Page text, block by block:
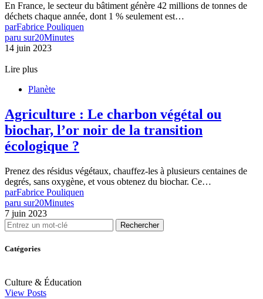
En France, le secteur du bâtiment génère 42 millions de tonnes de
déchets chaque année, dont 1 % seulement est…
parFabrice Pouliquen
paru sur20Minutes
14 juin 2023
Lire plus
Planète
Agriculture : Le charbon végétal ou
biochar, l’or noir de la transition
écologique ?
Prenez des résidus végétaux, chauffez-les à plusieurs centaines de
degrés, sans oxygène, et vous obtenez du biochar. Ce…
parFabrice Pouliquen
paru sur20Minutes
7 juin 2023
Rechercher
Catégories
Culture & Éducation
View Posts